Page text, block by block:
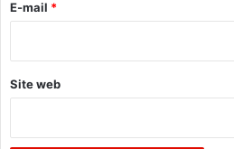
e
E-mail *
Site web